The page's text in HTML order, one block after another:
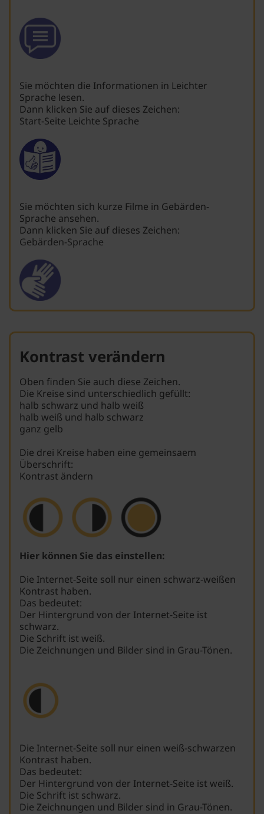
Sie möchten die Informationen in Leichter
Sprache lesen.
Dann klicken Sie auf dieses Zeichen:
Start-Seite Leichte Sprache
Sie möchten sich kurze Filme in Gebärden-
Sprache ansehen.
Dann klicken Sie auf dieses Zeichen:
Gebärden-Sprache
Kontrast verändern
Oben finden Sie auch diese Zeichen.
Die Kreise sind unterschiedlich gefüllt:
halb schwarz und halb weiß
halb weiß und halb schwarz
ganz gelb
Die drei Kreise haben eine gemeinsaem
Überschrift:
Kontrast ändern
Hier können Sie das einstellen:
Die Internet-Seite soll nur einen schwarz-weißen
Kontrast haben.
Das bedeutet:
Der Hintergrund von der Internet-Seite ist
schwarz.
Die Schrift ist weiß.
Die Zeichnungen und Bilder sind in Grau-Tönen.
Die Internet-Seite soll nur einen weiß-schwarzen
Kontrast haben.
Das bedeutet:
Der Hintergrund von der Internet-Seite ist weiß.
Die Schrift ist schwarz.
Die Zeichnungen und Bilder sind in Grau-Tönen.